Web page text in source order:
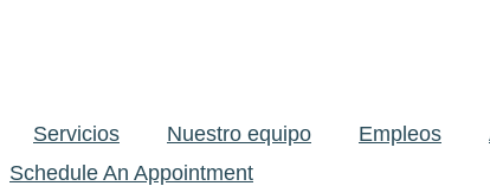
Servicios Nuestro equipo Empleos
Schedule An Appointment